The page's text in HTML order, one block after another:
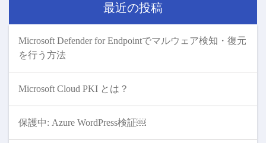
最近の投稿
Microsoft Defender for Endpointでマルウェア検知・復元
を行う方法
Microsoft Cloud PKI とは？
保護中: Azure WordPress検証￼